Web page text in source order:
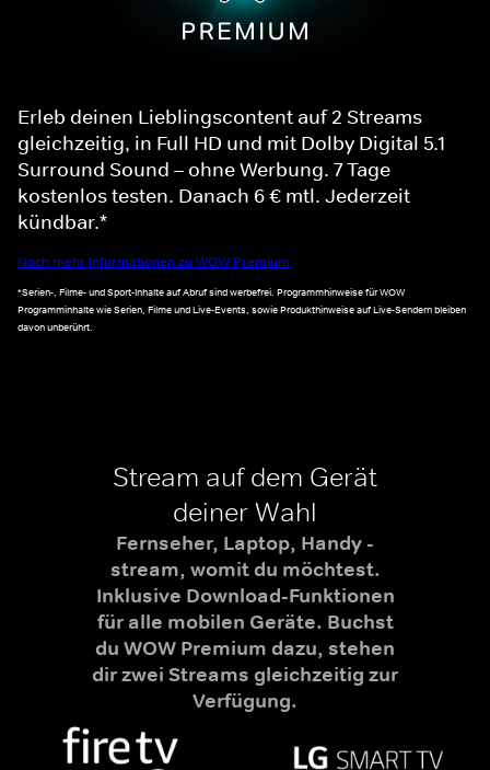
Erleb deinen Lieblingscontent auf 2 Streams
gleichzeitig, in Full HD und mit Dolby Digital 5.1
Surround Sound – ohne Werbung. 7 Tage
kostenlos testen. Danach 6 € mtl. Jederzeit
kündbar.*
Noch mehr Informationen zu WOW Premium
*Serien-, Filme- und Sport-Inhalte auf Abruf sind werbefrei. Programmhinweise für WOW
Programminhalte wie Serien, Filme und Live-Events, sowie Produkthinweise auf Live-Sendern bleiben
davon unberührt.
Stream auf dem Gerät
deiner Wahl
Fernseher, Laptop, Handy -
stream, womit du möchtest.
Inklusive Download-Funktionen
für alle mobilen Geräte. Buchst
du WOW Premium dazu, stehen
dir zwei Streams gleichzeitig zur
Verfügung.